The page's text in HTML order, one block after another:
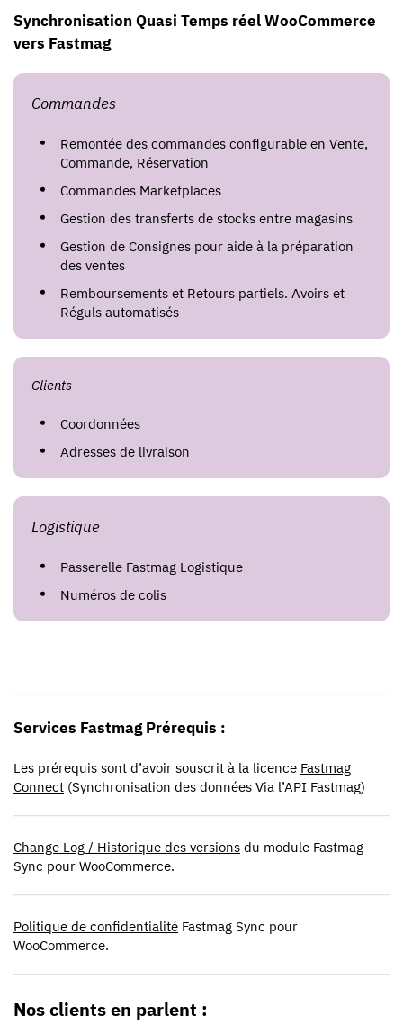
Synchronisation Quasi Temps réel WooCommerce
vers Fastmag
Commandes
Remontée des commandes configurable en Vente,
Commande, Réservation
Commandes Marketplaces
Gestion des transferts de stocks entre magasins
Gestion de Consignes pour aide à la préparation
des ventes
Remboursements et Retours partiels. Avoirs et
Réguls automatisés
Clients
Coordonnées
Adresses de livraison
Logistique
Passerelle Fastmag Logistique
Numéros de colis
Services Fastmag Prérequis :
Les prérequis sont d’avoir souscrit à la licence Fastmag
Connect (Synchronisation des données Via l’API Fastmag)
Change Log / Historique des versionsdu module Fastmag
Sync pour WooCommerce.
Politique de confidentialité Fastmag Sync pour
WooCommerce.
Nos clients en parlent :